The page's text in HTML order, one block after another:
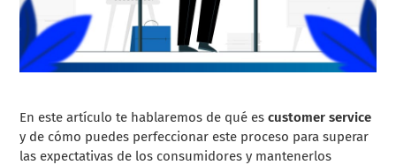
En este artículo te hablaremos de qué escustomer service
y de cómo puedes perfeccionar este proceso para superar
las expectativas de los consumidores y mantenerlos